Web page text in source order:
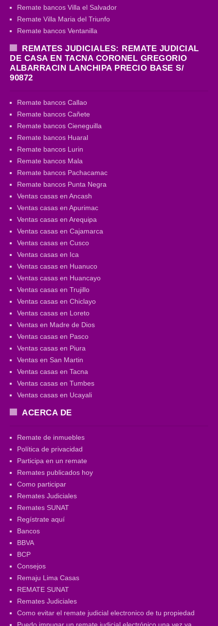
Remate bancos Villa el Salvador
Remate Villa Maria del Triunfo
Remate bancos Ventanilla
REMATES JUDICIALES: REMATE JUDICIAL
DE CASA EN TACNA CORONEL GREGORIO
ALBARRACIN LANCHIPA PRECIO BASE S/
90872
Remate bancos Callao
Remate bancos Cañete
Remate bancos Cieneguilla
Remate bancos Huaral
Remate bancos Lurin
Remate bancos Mala
Remate bancos Pachacamac
Remate bancos Punta Negra
Ventas casas en Ancash
Ventas casas en Apurimac
Ventas casas en Arequipa
Ventas casas en Cajamarca
Ventas casas en Cusco
Ventas casas en Ica
Ventas casas en Huanuco
Ventas casas en Huancayo
Ventas casas en Trujillo
Ventas casas en Chiclayo
Ventas casas en Loreto
Ventas en Madre de Dios
Ventas casas en Pasco
Ventas casas en Piura
Ventas en San Martin
Ventas casas en Tacna
Ventas casas en Tumbes
Ventas casas en Ucayali
ACERCA DE
Remate de inmuebles
Política de privacidad
Participa en un remate
Remates publicados hoy
Como participar
Remates Judiciales
Remates SUNAT
Regístrate aquí
Bancos
BBVA
BCP
Consejos
Remaju Lima Casas
REMATE SUNAT
Remates Judiciales
Como evitar el remate judicial electronico de tu propiedad
Puedo impugar un remate judicial electrónico una vez ya